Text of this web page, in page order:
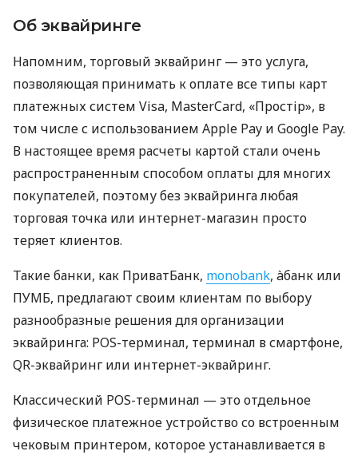
Об эквайринге
Напомним, торговый эквайринг — это услуга,
позволяющая принимать к оплате все типы карт
платежных систем Visa, MasterCard, «Простір», в
том числе с использованием Apple Pay и Google Pay.
В настоящее время расчеты картой стали очень
распространенным способом оплаты для многих
покупателей, поэтому без эквайринга любая
торговая точка или интернет-магазин просто
теряет клиентов.
Такие банки, как ПриватБанк, monobank, àбанк или
ПУМБ, предлагают своим клиентам по выбору
разнообразные решения для организации
эквайринга: POS-терминал, терминал в смартфоне,
QR-эквайринг или интернет-эквайринг.
Классический POS-терминал — это отдельное
физическое платежное устройство со встроенным
чековым принтером, которое устанавливается в